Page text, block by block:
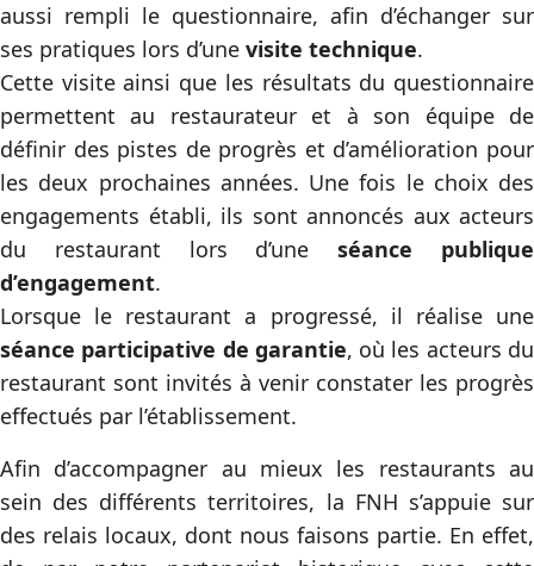
aussi rempli le questionnaire, afin d’échanger sur
ses pratiques lors d’une visite technique.
Cette visite ainsi que les résultats du questionnaire
permettent au restaurateur et à son équipe de
définir des pistes de progrès et d’amélioration pour
les deux prochaines années. Une fois le choix des
engagements établi, ils sont annoncés aux acteurs
du restaurant lors d’uneséance publique
d’engagement.
Lorsque le restaurant a progressé, il réalise une
séance participative de garantie, où les acteurs du
restaurant sont invités à venir constater les progrès
effectués par l’établissement.
Afin d’accompagner au mieux les restaurants au
sein des différents territoires, la FNH s’appuie sur
des relais locaux, dont nous faisons partie. En effet,